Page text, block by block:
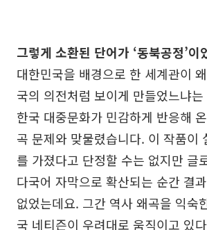
그렇게 소환된 단어가 ‘동북공정’이
대한민국을 배경으로 한 세계관이
국의 의전처럼 보이게 만들었느냐
한국 대중문화가 민감하게 반응해
곡 문제와 맞물렸습니다. 이 작품이
를 가졌다고 단정할 수는 없지만 글
다국어 자막으로 확산되는 순간 결
없었는데요. 그간 역사 왜곡을 익숙
국 네티즌이 우려대로 움직이고 있